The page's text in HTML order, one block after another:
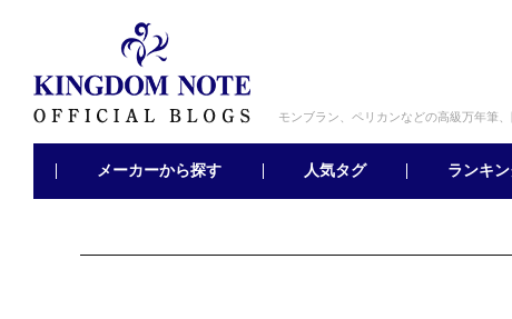
モンブラン、ペリカンなどの高級万年筆
メーカーから探す 人気タグ ランキ